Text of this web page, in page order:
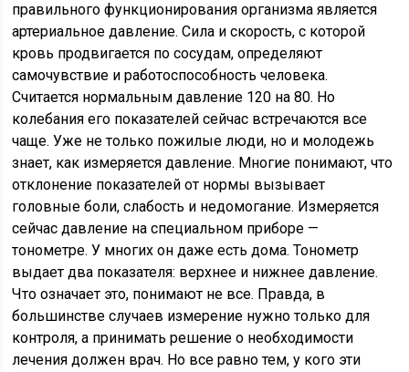
правильного функционирования организма является
артериальное давление. Сила и скорость, с которой
кровь продвигается по сосудам, определяют
самочувствие и работоспособность человека.
Считается нормальным давление 120 на 80. Но
колебания его показателей сейчас встречаются все
чаще. Уже не только пожилые люди, но и молодежь
знает, как измеряется давление. Многие понимают, что
отклонение показателей от нормы вызывает
головные боли, слабость и недомогание. Измеряется
сейчас давление на специальном приборе —
тонометре. У многих он даже есть дома. Тонометр
выдает два показателя: верхнее и нижнее давление.
Что означает это, понимают не все. Правда, в
большинстве случаев измерение нужно только для
контроля, а принимать решение о необходимости
лечения должен врач. Но все равно тем, у кого эти